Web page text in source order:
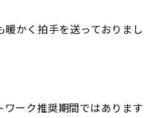
暖かく拍手を送っておりまし
ワーク推奨期間ではあります